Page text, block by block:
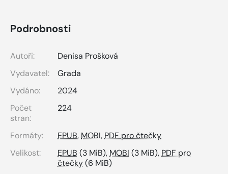
Podrobnosti
Autoři:
Denisa Prošková
Vydavatel:
Grada
Vydáno:
2024
Počet
stran:
224
Formáty: EPUB, MOBI, PDF pro čtečky
Velikost:
EPUB (3 MiB), MOBI (3 MiB), PDF pro
čtečky(6 MiB)